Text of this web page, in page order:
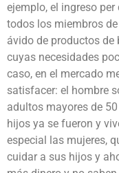
ejemplo, el ingreso
todos los miembros
ávido de productos de
cuyas necesidades
caso, en el mercado
satisfacer: el hombre
adultos mayores de
hijos ya se fueron y
especial las mujeres,
cuidar a sus hijos y